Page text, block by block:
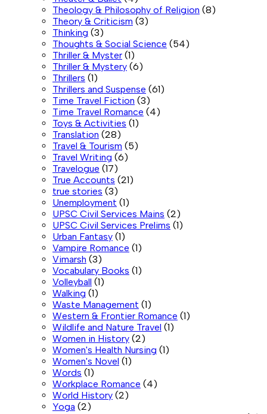
Theology & Philosophy of Religion (8)
Theory & Criticism (3)
Thinking (3)
Thoughts & Social Science (54)
Thriller & Myster (1)
Thriller & Mystery (6)
Thrillers (1)
Thrillers and Suspense (61)
Time Travel Fiction (3)
Time Travel Romance (4)
Toys & Activities (1)
Translation (28)
Travel & Tourism (5)
Travel Writing (6)
Travelogue (17)
True Accounts (21)
true stories (3)
Unemployment (1)
UPSC Civil Services Mains (2)
UPSC Civil Services Prelims (1)
Urban Fantasy (1)
Vampire Romance (1)
Vimarsh (3)
Vocabulary Books (1)
Volleyball (1)
Walking (1)
Waste Management (1)
Western & Frontier Romance (1)
Wildlife and Nature Travel (1)
Women in History (2)
Women's Health Nursing (1)
Women's Novel (1)
Words (1)
Workplace Romance (4)
World History (2)
Yoga (2)